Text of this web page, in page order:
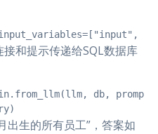
input_variables=["input",
和提示传递给SQL数据库
db,
出生的所有员工”，答案如